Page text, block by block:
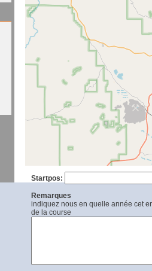
Startpos:
Remarques
indiquez nous en quelle année cet
de la course